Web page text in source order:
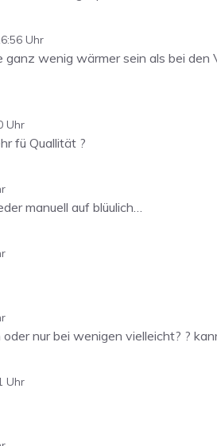
Uhr
ganz wenig wärmer sein als bei
Uhr
fü Quallität ?
manuell auf blüulich…
oder nur bei wenigen vielleicht? ?
Uhr